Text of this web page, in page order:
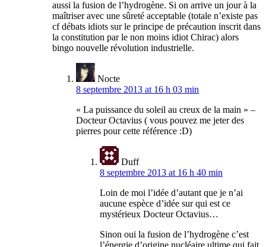
aussi la fusion de l’hydrogène. Si on arrive un jour à la
maîtriser avec une sûreté acceptable (totale n’existe pas
cf débats idiots sur le principe de précaution inscrit dans
la constitution par le non moins idiot Chirac) alors
bingo nouvelle révolution industrielle.
Nocte
8 septembre 2013 at 16 h 03 min
« La puissance du soleil au creux de la main » –
Docteur Octavius ( vous pouvez me jeter des
pierres pour cette référence :D)
Duff
8 septembre 2013 at 16 h 40 min
Loin de moi l’idée d’autant que je n’ai
aucune espèce d’idée sur qui est ce
mystérieux Docteur Octavius…
Sinon oui la fusion de l’hydrogène c’est